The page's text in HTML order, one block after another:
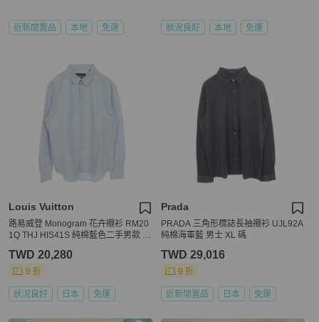
近新閒置品 本地 免運 狀況良好 本地 免運
Louis Vuitton
路易威登 Monogram 花卉襯衫 RM20
1Q THJ HIS41S 純棉藍色二手男款 #
TWD 20,280
9 折
狀況良好 日本 免運
Prada
PRADA 三角形標誌長袖襯衫 UJL92A
純棉海軍藍 男士 XL 碼
TWD 29,016
9 折
近新閒置品 日本 免運